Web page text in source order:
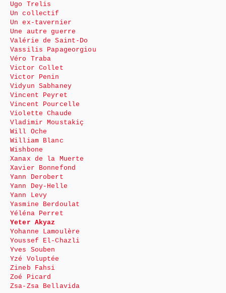
Ugo Trelis
Un collectif
Un ex-tavernier
Une autre guerre
Valérie de Saint-Do
Vassilis Papageorgiou
Véro Traba
Victor Collet
Victor Penin
Vidyun Sabhaney
Vincent Peyret
Vincent Pourcelle
Violette Chaude
Vladimir Moustakiç
Will Oche
William Blanc
Wishbone
Xanax de la Muerte
Xavier Bonnefond
Yann Derobert
Yann Dey-Helle
Yann Levy
Yasmine Berdoulat
Yéléna Perret
Yeter Akyaz
Yohanne Lamoulère
Youssef El-Chazli
Yves Souben
Yzé Voluptée
Zineb Fahsi
Zoé Picard
Zsa-Zsa Bellavida